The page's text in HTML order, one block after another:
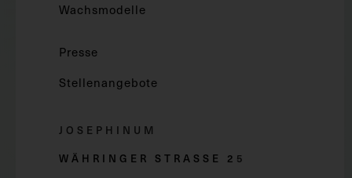
Wachsmodelle
Presse
Stellenangebote
JOSEPHINUM
WÄHRINGER STRASSE 2 5